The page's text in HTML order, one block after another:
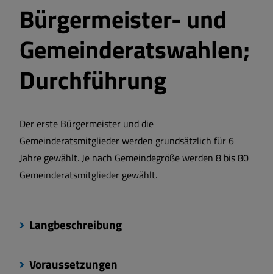
Bürgermeister- und
Gemeinderatswahlen;
Durchführung
Der erste Bürgermeister und die
Gemeinderatsmitglieder werden grundsätzlich für 6
Jahre gewählt. Je nach Gemeindegröße werden 8 bis 80
Gemeinderatsmitglieder gewählt.
Langbeschreibung
Voraussetzungen